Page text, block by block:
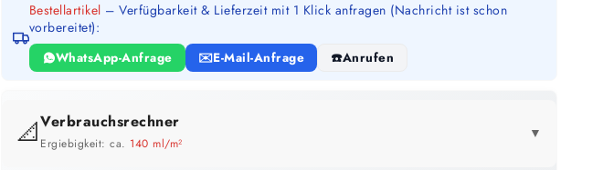
Bestellartikel – Verfügbarkeit & Lieferzeit mit 1 Klick anfragen (Nachricht ist schon
vorbereitet):
WhatsApp-Anfrage E-Mail-Anfrage Anrufen
📐Verbrauchsrechner
Ergiebigkeit: ca. 140 ml/m²
▼